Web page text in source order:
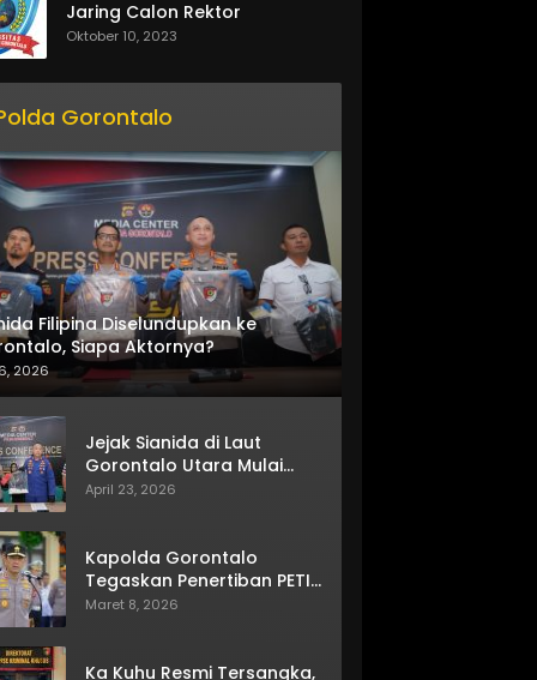
Jaring Calon Rektor
Oktober 10, 2023
Gorontalo
Filipina Diselundupkan ke
Siapa Aktornya?
2026
Jejak Sianida di Laut
Gorontalo Utara Mulai
Terkuak
April 23, 2026
Kapolda Gorontalo
Tegaskan Penertiban PETI
Terus Berjalan
Maret 8, 2026
Ka Kuhu Resmi Tersangka,